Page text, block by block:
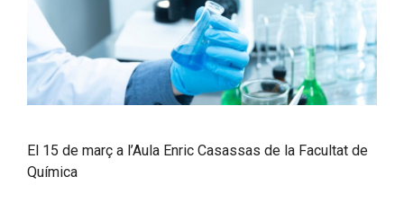
El 15 de març a l’Aula Enric Casassas de la Facultat de
Química